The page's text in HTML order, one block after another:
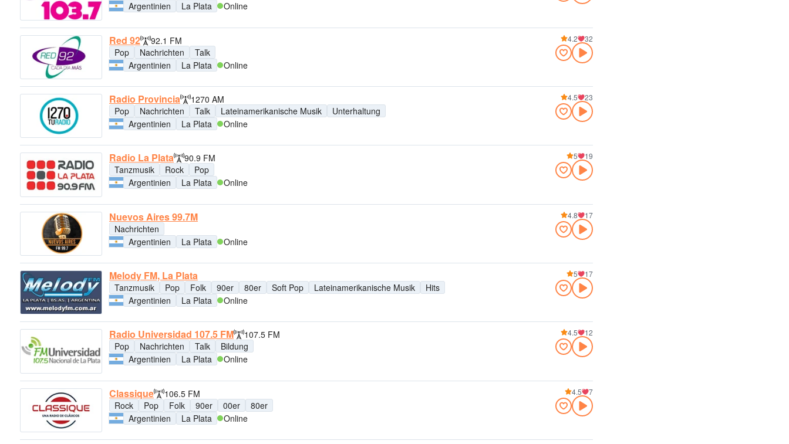
Argentinien
La Plata Online
Red 92
92.1 FM
Pop
Nachrichten
Talk
Argentinien
La Plata Online
4.2 32
Radio Provincia
1270 AM
Pop
Nachrichten Talk Lateinamerikanische Musik
Unterhaltung
Argentinien
La Plata Online
4.5 23
Radio La Plata
90.9 FM
Tanzmusik
Rock
Pop
Argentinien
La Plata Online
5 19
Nuevos Aires 99.7M
Nachrichten
Argentinien
La Plata Online
4.8 17
Melody FM, La Plata
Tanzmusik Pop Folk 90er 80er Soft Pop Lateinamerikanische Musik
Hits
Argentinien
La Plata Online
5 17
Radio Universidad 107.5 FM
107.5 FM
Pop
Nachrichten Talk
Bildung
Argentinien
La Plata Online
4.5 12
Classique
106.5 FM
Rock
Pop Folk 90er 00er
80er
Argentinien
La Plata Online
4.5 7